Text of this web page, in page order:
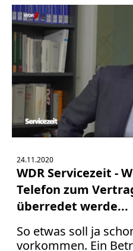
24.11.2020
WDR Servicezeit -
Telefon zum
überredet werde...
So etwas soll ja
vorkommen. Ein
Radio
Sportwetten
TV
Tagesspiegel
Urheberrecht
Verbraucherrecht
Volle
Kanne
Werbung
Wettbewerbsrecht
ZDF
print